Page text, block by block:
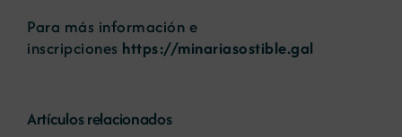
Para más información e
inscripciones https://minariasostible.gal
Artículos relacionados